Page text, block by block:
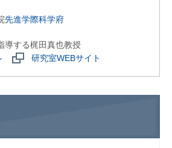
先進学際科学府
導する梶田真也教授
研究室WEBサイト